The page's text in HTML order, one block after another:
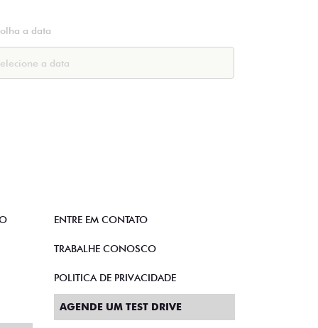
a data
ENTRE EM CONTATO
TRABALHE CONOSCO
POLITICA DE PRIVACIDADE
AGENDE UM TEST DRIVE